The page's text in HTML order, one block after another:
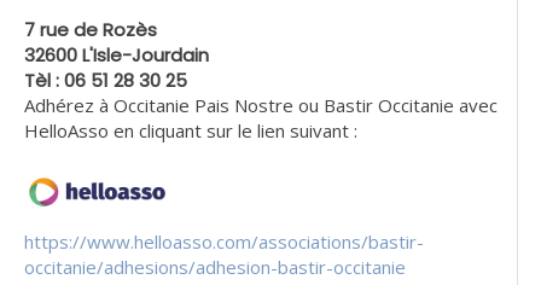
7 rue de Rozès
32600 L'Isle-Jourdain
Tèl : 06 51 28 30 25
Adhérez à Occitanie Pais Nostre ou Bastir Occitanie avec
HelloAsso en cliquant sur le lien suivant :
https://www.helloasso.com/associations/bastir-
occitanie/adhesions/adhesion-bastir-occitanie